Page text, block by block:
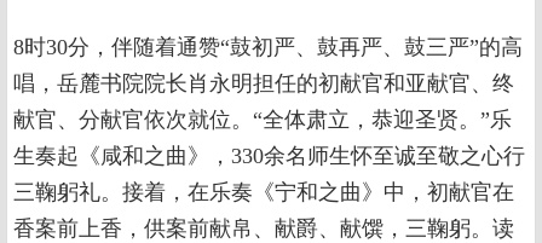
8时30分，伴随着通赞“鼓初严、鼓再严、鼓三严”的高
唱，岳麓书院院长肖永明担任的初献官和亚献官、终
献官、分献官依次就位。“全体肃立，恭迎圣贤。”乐
生奏起《咸和之曲》，330余名师生怀至诚至敬之心行
三鞠躬礼。接着，在乐奏《宁和之曲》中，初献官在
香案前上香，供案前献帛、献爵、献馔，三鞠躬。读